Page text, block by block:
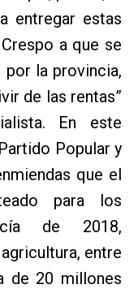
entregar estas
a que se
por la provincia,
de las rentas”
En este
Popular y
que el
para los
de 2018,
entre
de 20 millones